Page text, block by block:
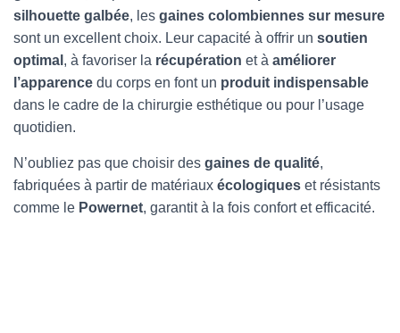
silhouette galbée, les gaines colombiennes sur mesure
sont un excellent choix. Leur capacité à offrir un soutien
optimal , à favoriser la récupération et à améliorer
l’apparence du corps en font un produit indispensable
dans le cadre de la chirurgie esthétique ou pour l’usage
quotidien.
N’oubliez pas que choisir des gaines de qualité,
fabriquées à partir de matériaux écologiques et résistants
comme le Powernet, garantit à la fois confort et efficacité.